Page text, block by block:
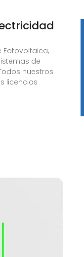
Fotovoltaica,
de
nuestros
licencias